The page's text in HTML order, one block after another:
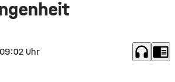
09:02 Uhr headphones chrome_reader_mode